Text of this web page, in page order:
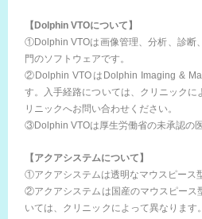
【Dolphin VTOについて】
①Dolphin VTOは画像管理、分析、診断
門のソフトウェアです。
②Dolphin VTOはDolphin Imaging &
す。入手経路については、クリニックに
リニックへお問い合わせください。
③Dolphin VTOは厚生労働省の未承認の
【アクアシステムについて】
①アクアシステムは透明なマウスピース
②アクアシステムは国産のマウスピース
いては、クリニックによって異なりま